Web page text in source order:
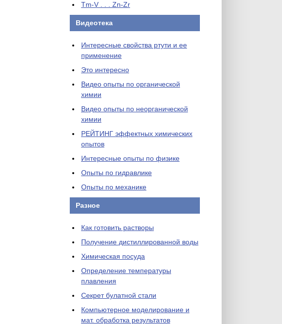
Tm-V . . . Zn-Zr
Видеотека
Интересные свойства ртути и ее
применение
Это интересно
Видео опыты по органической
химии
Видео опыты по неорганической
химии
РЕЙТИНГ эффектных химических
опытов
Интересные опыты по физике
Опыты по гидравлике
Опыты по механике
Разное
Как готовить растворы
Получение дистиллированной воды
Химическая посуда
Определение температуры
плавления
Секрет булатной стали
Компьютерное моделирование и
мат. обработка результатов